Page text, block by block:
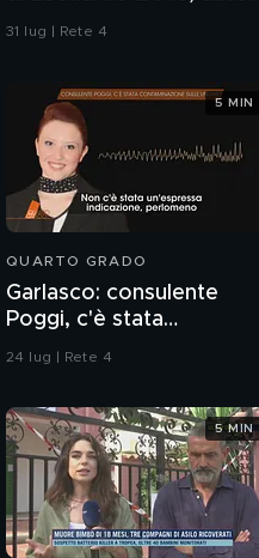
per disperso nel rogo
31 lug | Rete 4
QUARTO GRADO
Garlasco: consulente
Poggi, c'è stata
contaminazione sulle
24 lug | Rete 4
5 MIN
5 MIN